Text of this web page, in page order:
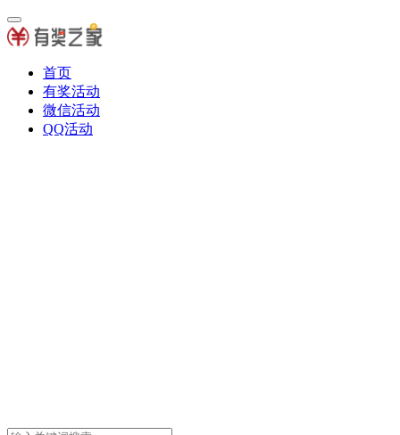
首页
有奖活动
微信活动
QQ活动